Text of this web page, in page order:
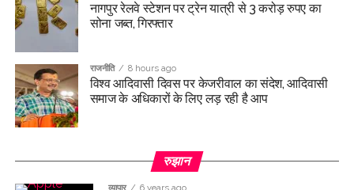
नागपुर रेलवे स्टेशन पर ट्रेन यात्री से 3 करोड़ रुपए का
सोना जब्त, गिरफ्तार
राजनीति 8 hours ago
विश्व आदिवासी दिवस पर केजरीवाल का संदेश, आदिवासी
समाज के अधिकारों के लिए लड़ रही है आप
रुझान